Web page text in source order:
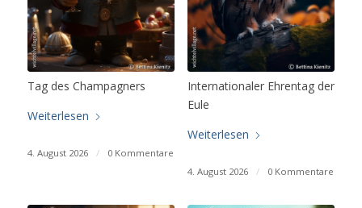
Tag des Champagners
Weiterlesen
4. August 2026 / 0 Kommentare
Internationaler Ehrentag der
Eule
Weiterlesen
4. August 2026 / 0 Kommentare